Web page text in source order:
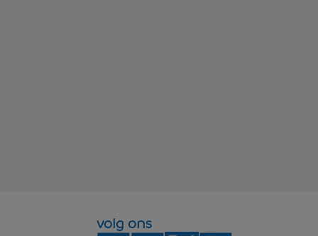
volg ons